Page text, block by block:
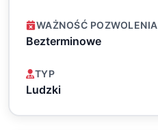
WAŻNOŚĆ POZWOLENIA
Bezterminowe
TYP
Ludzki